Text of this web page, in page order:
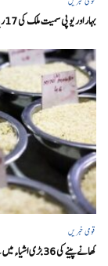
بہار اور یو پی سمیت ملک کی 17ریاستوں میں بارش کا امکان
قومی خبریں
کھانے پینے کی 36 بڑی اشیاء میں سے 35 کی قیمتوں میں اضافہ